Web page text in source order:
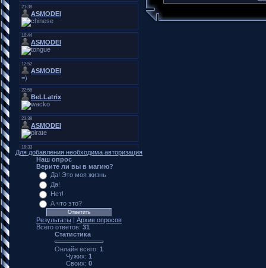
Для добавления необходима авторизация
Наш опрос
Верите ли вы в магию?
Да! Это моя жизнь
Да!
Нет!
А что это?
Результаты | Архив опросов
Всего ответов: 31
Статистика
Онлайн всего: 1
Чужих: 1
Своих: 0